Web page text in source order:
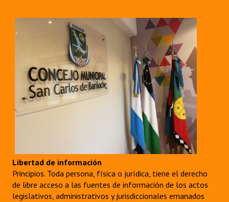
Libertad de información
Principios. Toda persona, física o jurídica, tiene el derecho
de libre acceso a las fuentes de información de los actos
legislativos, administrativos y jurisdiccionales emanados